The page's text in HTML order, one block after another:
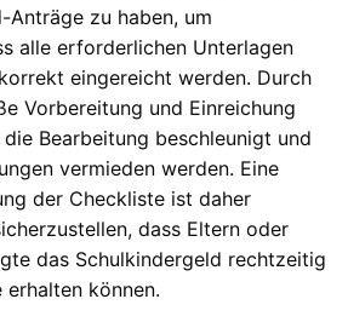
zu haben, um
alle erforderlichen Unterlagen
eingereicht werden. Durch
Vorbereitung und Einreichung
Bearbeitung beschleunigt und
vermieden werden. Eine
der Checkliste ist daher
dass Eltern oder
das Schulkindergeld rechtzeitig
erhalten können.